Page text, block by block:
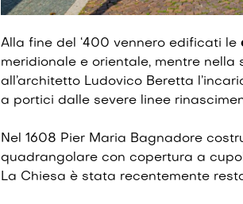
Alla fine del ‘400 vennero edificati le
meridionale e orientale, mentre
all’architetto Ludovico Beretta
a portici dalle severe linee
Nel 1608 Pier Maria Bagnadore
quadrangolare con copertura a
La Chiesa è stata recentemente